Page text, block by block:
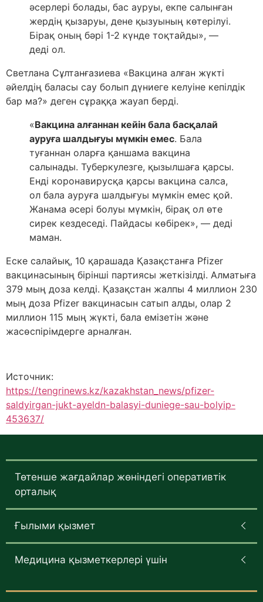
әсерлері болады, бас ауруы, екпе салынған
жердің қызаруы, дене қызуының көтерілуі.
Бірақ оның бәрі 1-2 күнде тоқтайды», —
деді ол.
Светлана Сұлтанғазиева «Вакцина алған жүкті
әйелдің баласы сау болып дүниеге келуіне кепілдік
бар ма?» деген сұраққа жауап берді.
«Вакцина алғаннан кейін бала басқалай
ауруға шалдығуы мүмкін емес. Бала
туғаннан оларға қаншама вакцина
салынады. Туберкулезге, қызылшаға қарсы.
Енді коронавирусқа қарсы вакцина салса,
ол бала ауруға шалдығуы мүмкін емес қой.
Жанама әсері болуы мүмкін, бірақ ол өте
сирек кездеседі. Пайдасы көбірек», — деді
маман.
Еске салайық, 10 қарашада Қазақстанға Pfizer
вакцинасының бірінші партиясы жеткізілді. Алматыға
379 мың доза келді. Қазақстан жалпы 4 миллион 230
мың доза Pfizer вакцинасын сатып алды, олар 2
миллион 115 мың жүкті, бала емізетін және
жасөспірімдерге арналған.
Источник:
https://tengrinews.kz/kazakhstan_news/pfizer-
saldyirgan-jukt-ayeldn-balasyi-duniege-sau-bolyip-
453637/
Төтенше жағдайлар жөніндегі оперативтік
орталық
Ғылыми қызмет
Медицина қызметкерлері үшін